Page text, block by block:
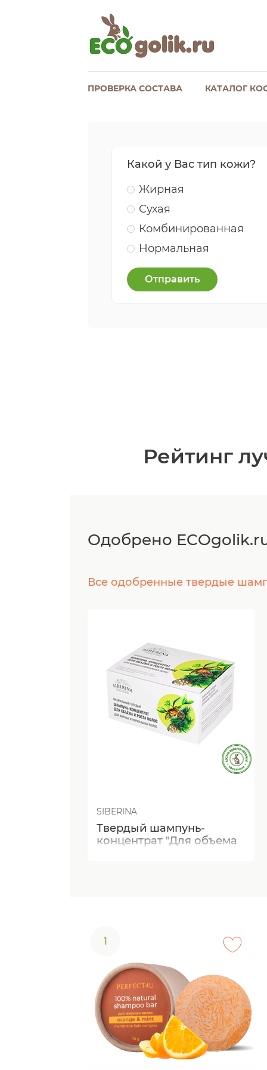
ПРОВЕРКА СОСТАВА КАТАЛОГ
Какой у Вас тип кожи?
Жирная
Сухая
Комбинированная
Нормальная
Отправить
Рейтинг
Одобрено
Все одобренные твердые
SIBERINA
Твердый шампунь-
концентрат "Для объема
1